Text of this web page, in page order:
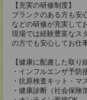
【充実の研修制度】
ブランクのある方も安
などの研修が充実して
現場では経験豊富なス
の方でも安心してお仕
【健康に配慮した取り
・インフルエンザ予防
・抗原検査キット・マ
・健康診断（社会保険